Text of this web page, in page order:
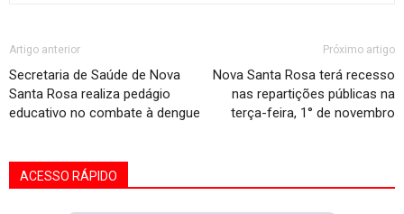
Artigo anterior
Secretaria de Saúde de Nova
Santa Rosa realiza pedágio
educativo no combate à dengue
Próximo artigo
Nova Santa Rosa terá recesso
nas repartições públicas na
terça-feira, 1° de novembro
ACESSO RÁPIDO